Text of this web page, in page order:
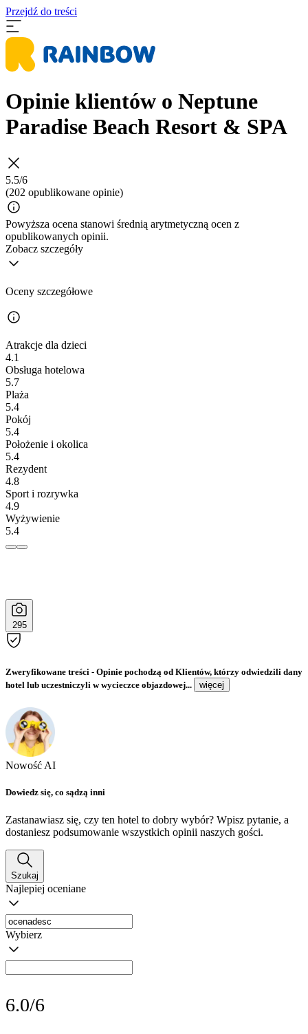
Przejdź do treści
Opinie klientów o Neptune
Paradise Beach Resort & SPA
5.5/6
(202 opublikowane opinie)
Powyższa ocena stanowi średnią arytmetyczną ocen z
opublikowanych opinii.
Zobacz szczegóły
Oceny szczegółowe
Atrakcje dla dzieci
4.1
Obsługa hotelowa
5.7
Plaża
5.4
Pokój
5.4
Położenie i okolica
5.4
Rezydent
4.8
Sport i rozrywka
4.9
Wyżywienie
5.4
295
Zweryfikowane treści - Opinie pochodzą od Klientów, którzy odwiedzili dany
hotel lub uczestniczyli w wycieczce objazdowej...
więcej
Nowość AI
Dowiedz się, co sądzą inni
Zastanawiasz się, czy ten hotel to dobry wybór? Wpisz pytanie, a
dostaniesz podsumowanie wszystkich opinii naszych gości.
Szukaj
Najlepiej oceniane
Wybierz
6.0/6